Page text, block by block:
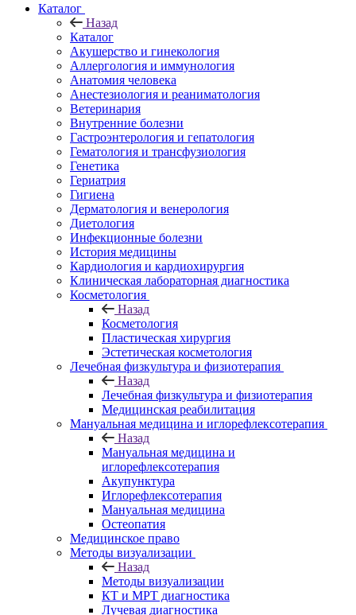
Каталог
Назад
Каталог
Акушерство и гинекология
Аллергология и иммунология
Анатомия человека
Анестезиология и реаниматология
Ветеринария
Внутренние болезни
Гастроэнтерология и гепатология
Гематология и трансфузиология
Генетика
Гериатрия
Гигиена
Дерматология и венерология
Диетология
Инфекционные болезни
История медицины
Кардиология и кардиохирургия
Клиническая лабораторная диагностика
Косметология
Назад
Косметология
Пластическая хирургия
Эстетическая косметология
Лечебная физкультура и физиотерапия
Назад
Лечебная физкультура и физиотерапия
Медицинская реабилитация
Мануальная медицина и иглорефлексотерапия
Назад
Мануальная медицина и
иглорефлексотерапия
Акупунктура
Иглорефлексотерапия
Мануальная медицина
Остеопатия
Медицинское право
Методы визуализации
Назад
Методы визуализации
КТ и МРТ диагностика
Лучевая диагностика